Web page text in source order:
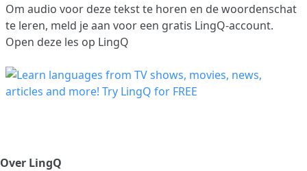
Om audio voor deze tekst te horen en de woordenschat
te leren, meld je aan voor een gratis LingQ-account.
Open deze les op LingQ
Over LingQ